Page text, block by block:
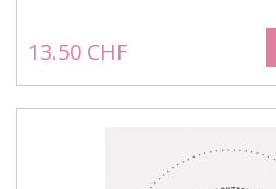
13.50 CHF